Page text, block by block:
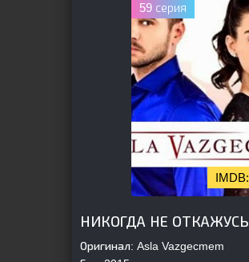
59 серия
НИКОГДА НЕ ОТКАЖУСЬ
Оригинал: Asla Vazgecmem